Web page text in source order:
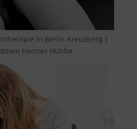
in Berlin Kreuzberg |
Hannes Hübbe